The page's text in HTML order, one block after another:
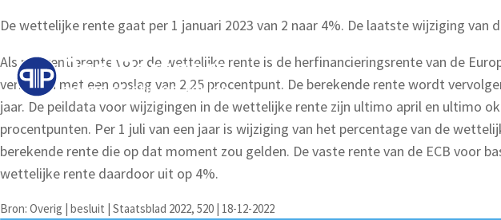
De wettelijke rente gaat per 1 januari 2023 van 2 naar 4%. De laatste wijziging van
Als referentierente voor de wettelijke rente is de herfinancieringsrente van de
verhogen met een opslag van 2,25 procentpunt. De berekende rente wordt
jaar. De peildata voor wijzigingen in de wettelijke rente zijn ultimo april en ultimo
procentpunten. Per 1 juli van een jaar is wijziging van het percentage van de
berekende rente die op dat moment zou gelden. De vaste rente van de ECB voor
wettelijke rente daardoor uit op 4%.
Bron: Overig | besluit | Staatsblad 2022, 520 | 18-12-2022